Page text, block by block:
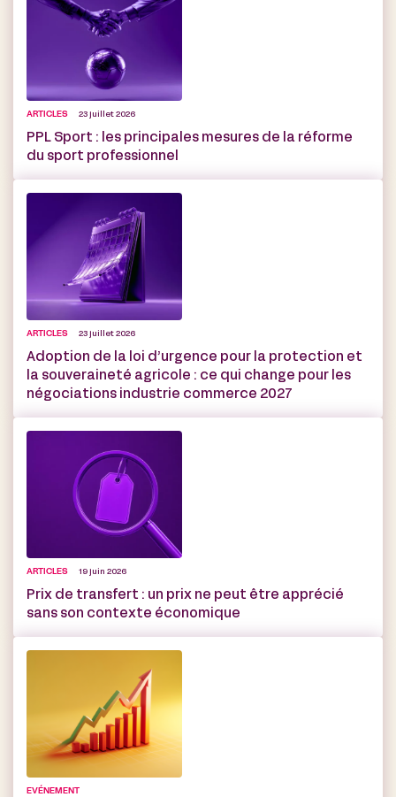
ARTICLES 23 juillet 2026
PPL Sport : les principales mesures de la réforme
du sport professionnel
ARTICLES 23 juillet 2026
Adoption de la loi d’urgence pour la protection et
la souveraineté agricole : ce qui change pour les
négociations industrie commerce 2027
ARTICLES 19 juin 2026
Prix de transfert : un prix ne peut être apprécié
sans son contexte économique
EVÉNEMENT